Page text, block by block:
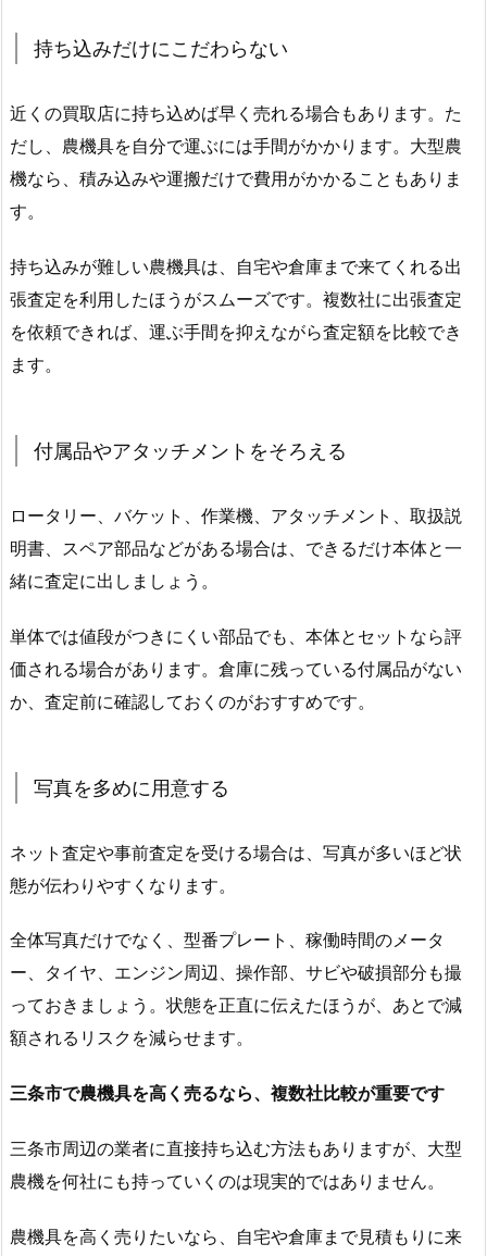
持ち込みだけにこだわらない
近くの買取店に持ち込めば早く売れる場合もあります。た
だし、農機具を自分で運ぶには手間がかかります。大型農
機なら、積み込みや運搬だけで費用がかかることもありま
す。
持ち込みが難しい農機具は、自宅や倉庫まで来てくれる出
張査定を利用したほうがスムーズです。複数社に出張査定
を依頼できれば、運ぶ手間を抑えながら査定額を比較でき
ます。
付属品やアタッチメントをそろえる
ロータリー、バケット、作業機、アタッチメント、取扱説
明書、スペア部品などがある場合は、できるだけ本体と一
緒に査定に出しましょう。
単体では値段がつきにくい部品でも、本体とセットなら評
価される場合があります。倉庫に残っている付属品がない
か、査定前に確認しておくのがおすすめです。
写真を多めに用意する
ネット査定や事前査定を受ける場合は、写真が多いほど状
態が伝わりやすくなります。
全体写真だけでなく、型番プレート、稼働時間のメータ
ー、タイヤ、エンジン周辺、操作部、サビや破損部分も撮
っておきましょう。状態を正直に伝えたほうが、あとで減
額されるリスクを減らせます。
三条市で農機具を高く売るなら、複数社比較が重要です
三条市周辺の業者に直接持ち込む方法もありますが、大型
農機を何社にも持っていくのは現実的ではありません。
農機具を高く売りたいなら、自宅や倉庫まで見積もりに来